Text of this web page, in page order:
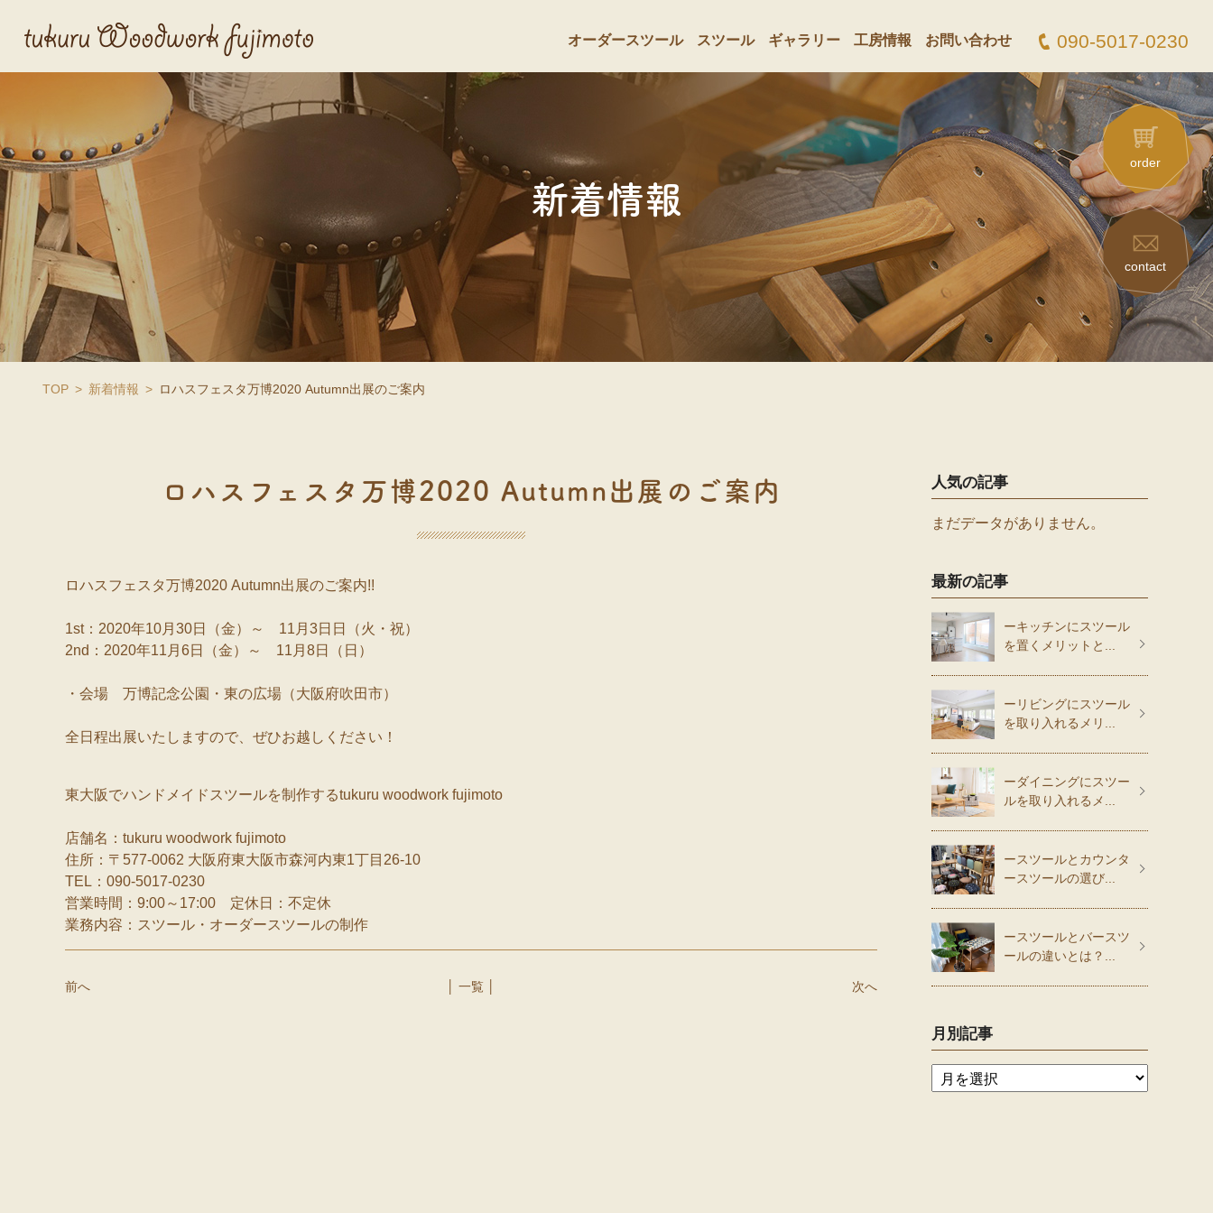
オーダースツール スツール ギャラリー 工房情報 お問い合わせ 090-5017-0230
order
contact
新着情報
TOP 新着情報 ロハスフェスタ万博2020 Autumn出展のご案内
ロハスフェスタ万博2020 Autumn出展のご案内
ロハスフェスタ万博2020 Autumn出展のご案内!!
1st：2020年10月30日（金）～　11月3日日（火・祝）
2nd：2020年11月6日（金）～　11月8日（日）
・会場　万博記念公園・東の広場（大阪府吹田市）
全日程出展いたしますので、ぜひお越しください！
東大阪でハンドメイドスツールを制作するtukuru woodwork fujimoto
店舗名：tukuru woodwork fujimoto
住所：〒577-0062 大阪府東大阪市森河内東1丁目26-10
TEL：090-5017-0230
営業時間：9:00～17:00 定休日：不定休
業務内容：スツール・オーダースツールの制作
前へ 次へ
│ 一覧 │
人気の記事
まだデータがありません。
最新の記事
ーキッチンにスツール
を置くメリットと...
ーリビングにスツール
を取り入れるメリ...
ーダイニングにスツー
ルを取り入れるメ...
ースツールとカウンタ
ースツールの選び...
ースツールとバースツ
ールの違いとは？...
月別記事